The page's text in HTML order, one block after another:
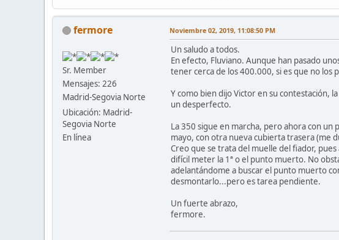
fermore
Sr. Member
Mensajes: 226
Madrid-Segovia Norte
Ubicación: Madrid-
Segovia Norte
En línea
Noviembre 02, 2019, 11:08:50 PM
Un saludo a todos.
En efecto, Fluviano. Aunque han pasado
tener cerca de los 400.000, si es que no los
Y como bien dijo Victor en su contestación,
un desperfecto.
La 350 sigue en marcha, pero ahora con
mayo, con otra nueva cubierta trasera (me
Creo que se trata del muelle del fiador, pues
difícil meter la 1ª o el punto muerto. No
adelantándome a buscar el punto muerto
desmontarlo...pero es tarea pendiente.
Un fuerte abrazo,
fermore.